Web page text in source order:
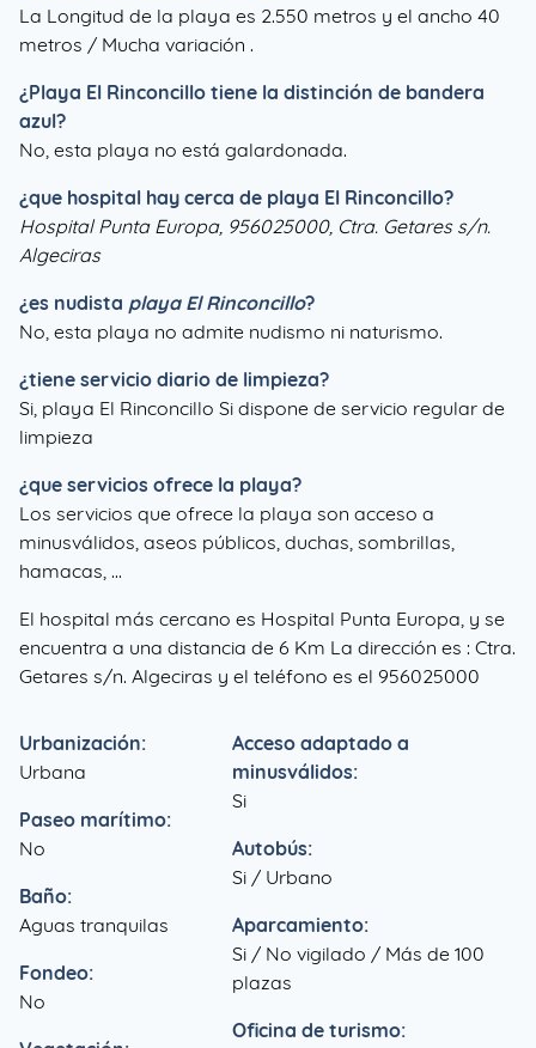
La Longitud de la playa es 2.550 metros y el ancho 40
metros / Mucha variación .
¿Playa El Rinconcillo tiene la distinción de bandera
azul?
No, esta playa no está galardonada.
¿que hospital hay cerca de playa El Rinconcillo?
Hospital Punta Europa, 956025000, Ctra. Getares s/n.
Algeciras
¿es nudista playa El Rinconcillo?
No, esta playa no admite nudismo ni naturismo.
¿tiene servicio diario de limpieza?
Si, playa El Rinconcillo Si dispone de servicio regular de
limpieza
¿que servicios ofrece la playa?
Los servicios que ofrece la playa son acceso a
minusválidos, aseos públicos, duchas, sombrillas,
hamacas, ...
El hospital más cercano es Hospital Punta Europa, y se
encuentra a una distancia de 6 Km La dirección es : Ctra.
Getares s/n. Algeciras y el teléfono es el 956025000
Urbanización:
Urbana
Paseo marítimo:
No
Baño:
Aguas tranquilas
Fondeo:
No
Acceso adaptado a
minusválidos:
Si
Autobús:
Si / Urbano
Aparcamiento:
Si / No vigilado / Más de 100
plazas
Oficina de turismo: